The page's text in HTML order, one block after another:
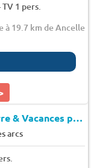
TV 1 pers.
à 19.7 km de Ancelle
Résidence Pierre & Vacances premium Le Village
arcs